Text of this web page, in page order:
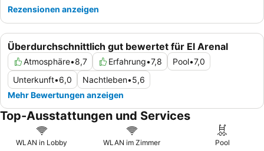
Überdurchschnittlich gut bewertet für El Arenal
Atmosphäre•8,7 Erfahrung•7,8 Pool•7,0
Unterkunft•6,0 Nachtleben•5,6
Mehr Bewertungen anzeigen
Rezensionen anzeigen
Top-Ausstattungen und Services
WLAN in Lobby WLAN im Zimmer Pool